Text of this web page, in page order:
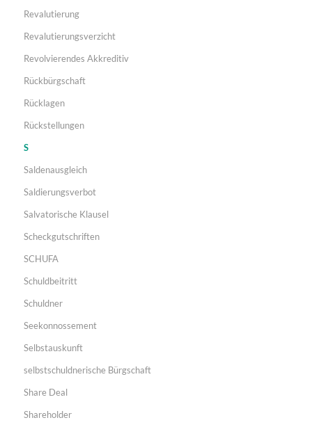
Revalutierung
Revalutierungsverzicht
Revolvierendes Akkreditiv
Rückbürgschaft
Rücklagen
Rückstellungen
S
Saldenausgleich
Saldierungsverbot
Salvatorische Klausel
Scheckgutschriften
SCHUFA
Schuldbeitritt
Schuldner
Seekonnossement
Selbstauskunft
selbstschuldnerische Bürgschaft
Share Deal
Shareholder